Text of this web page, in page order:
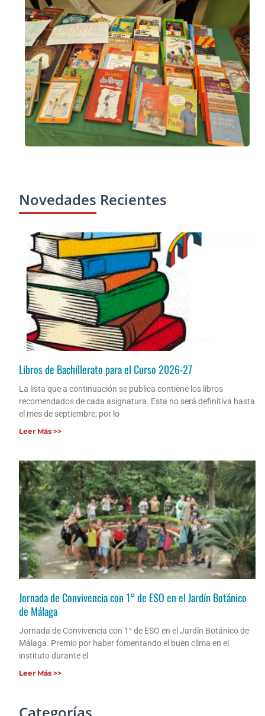
Novedades Recientes
Libros de Bachillerato para el Curso 2026-27
La lista que a continuación se publica contiene los libros
recomendados de cada asignatura. Esta no será definitiva hasta
el mes de septiembre; por lo
Leer Más >>
Jornada de Convivencia con 1° de ESO en el Jardín Botánico
de Málaga
Jornada de Convivencia con 1° de ESO en el Jardín Botánico de
Málaga. Premio por haber fomentando el buen clima en el
instituto durante el
Leer Más >>